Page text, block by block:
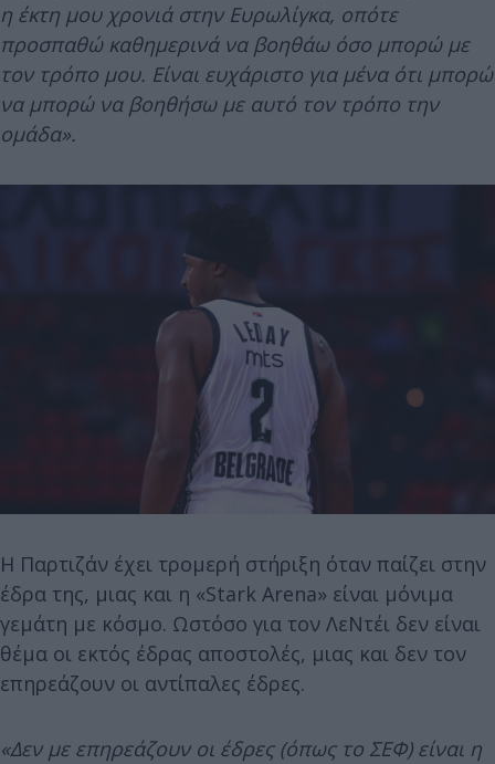
η έκτη μου χρονιά στην Ευρωλίγκα, οπότε
προσπαθώ καθημερινά να βοηθάω όσο μπορώ με
τον τρόπο μου. Είναι ευχάριστο για μένα ότι μπορώ
να μπορώ να βοηθήσω με αυτό τον τρόπο την
ομάδα».
Η Παρτιζάν έχει τρομερή στήριξη όταν παίζει στην
έδρα της, μιας και η «Stark Arena» είναι μόνιμα
γεμάτη με κόσμο. Ωστόσο για τον ΛεΝτέι δεν είναι
θέμα οι εκτός έδρας αποστολές, μιας και δεν τον
επηρεάζουν οι αντίπαλες έδρες.
«Δεν με επηρεάζουν οι έδρες (όπως το ΣΕΦ) είναι η